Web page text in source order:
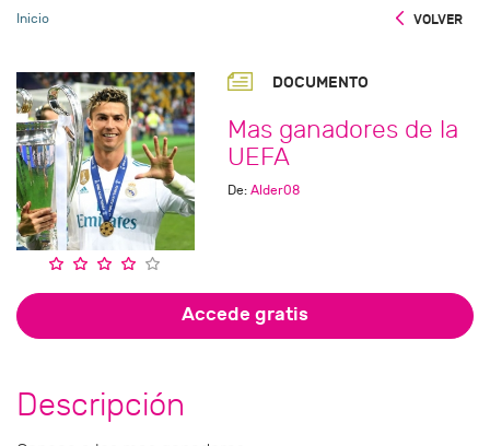
Inicio VOLVER
DOCUMENTO
Mas ganadores de la
UEFA
De: Alder08
Accede gratis
Descripción